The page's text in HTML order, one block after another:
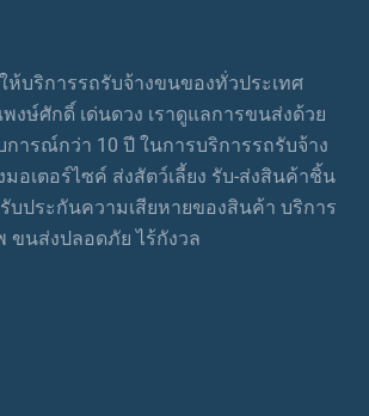
ห้บริการรถรับจ้างขนของทั่วประเทศ
งษ์ศักดิ์ เด่นดวง เราดูแลการขนส่งด้วย
การณ์กว่า 10 ปี ในการบริการรถรับจ้าง
อเตอร์ไซค์ ส่งสัตว์เลี้ยง รับ-ส่งสินค้าชิ้น
ประกันความเสียหายของสินค้า บริการ
นส่งปลอดภัย ไร้กังวล